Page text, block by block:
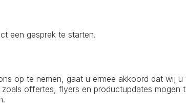
een gesprek te starten.
op te nemen, gaat u ermee akkoord dat wij u
offertes, flyers en productupdates mogen